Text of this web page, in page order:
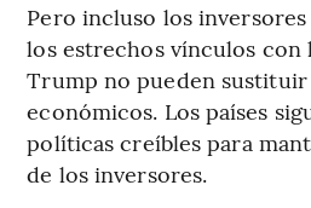
Pero incluso los
los estrechos vínculos
Trump no pueden
económicos. Los países
políticas creíbles para
de los inversores.